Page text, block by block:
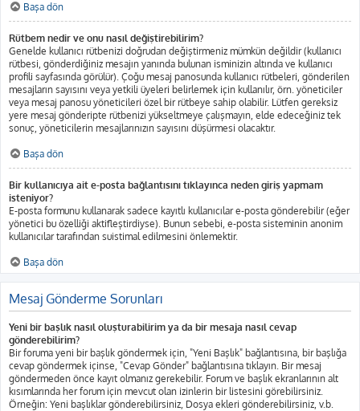
Başa dön
Rütbem nedir ve onu nasıl değiştirebilirim?
Genelde kullanıcı rütbenizi doğrudan değiştirmeniz mümkün değildir (kullanıcı
rütbesi, gönderdiğiniz mesajın yanında bulunan isminizin altında ve kullanıcı
profili sayfasında görülür). Çoğu mesaj panosunda kullanıcı rütbeleri, gönderilen
mesajların sayısını veya yetkili üyeleri belirlemek için kullanılır, örn. yöneticiler
veya mesaj panosu yöneticileri özel bir rütbeye sahip olabilir. Lütfen gereksiz
yere mesaj gönderipte rütbenizi yükseltmeye çalışmayın, elde edeceğiniz tek
sonuç, yöneticilerin mesajlarınızın sayısını düşürmesi olacaktır.
Başa dön
Bir kullanıcıya ait e-posta bağlantısını tıklayınca neden giriş yapmam
isteniyor?
E-posta formunu kullanarak sadece kayıtlı kullanıcılar e-posta gönderebilir (eğer
yönetici bu özelliği aktifleştirdiyse). Bunun sebebi, e-posta sisteminin anonim
kullanıcılar tarafından suistimal edilmesini önlemektir.
Başa dön
Mesaj Gönderme Sorunları
Yeni bir başlık nasıl oluşturabilirim ya da bir mesaja nasıl cevap
gönderebilirim?
Bir foruma yeni bir başlık göndermek için, "Yeni Başlık" bağlantısına, bir başlığa
cevap göndermek içinse, "Cevap Gönder" bağlantısına tıklayın. Bir mesaj
göndermeden önce kayıt olmanız gerekebilir. Forum ve başlık ekranlarının alt
kısımlarında her forum için mevcut olan izinlerin bir listesini görebilirsiniz.
Örneğin: Yeni başlıklar gönderebilirsiniz, Dosya ekleri gönderebilirsiniz, v.b.